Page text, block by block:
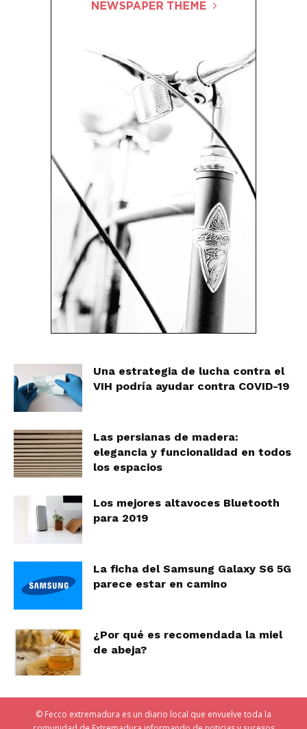
Una estrategia de lucha contra el
VIH podría ayudar contra COVID-19
Las persianas de madera:
elegancia y funcionalidad en todos
los espacios
Los mejores altavoces Bluetooth
para 2019
La ficha del Samsung Galaxy S6 5G
parece estar en camino
¿Por qué es recomendada la miel
de abeja?
© Fecco extremadura es un diario local que envuelve toda la